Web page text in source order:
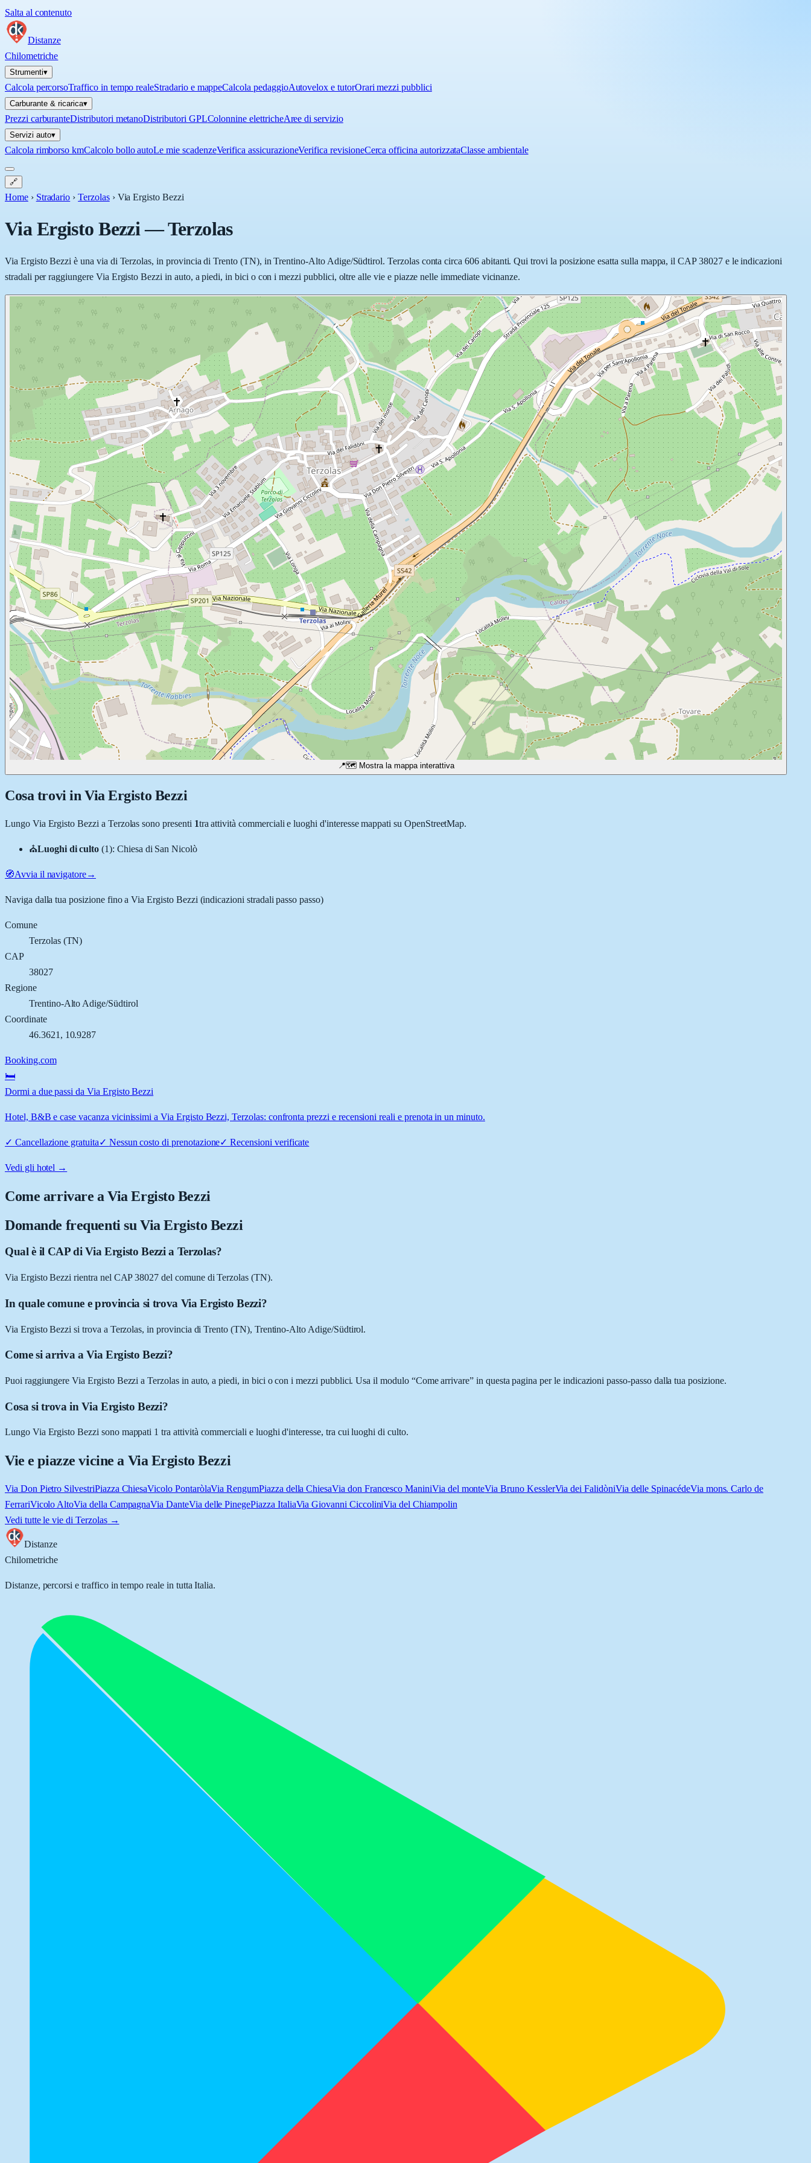
Salta al contenuto
Distanze
Chilometriche
Strumenti▾
Calcola percorsoTraffico in tempo realeStradario e mappeCalcola pedaggioAutovelox e tutorOrari mezzi pubblici
Carburante & ricarica▾
Prezzi carburanteDistributori metanoDistributori GPLColonnine elettricheAree di servizio
Servizi auto▾
Calcola rimborso kmCalcolo bollo autoLe mie scadenzeVerifica assicurazioneVerifica revisioneCerca officina autorizzataClasse ambientale
🔗
Home › Stradario › Terzolas › Via Ergisto Bezzi
Via Ergisto Bezzi—Terzolas
Via Ergisto Bezzi è una via di Terzolas, in provincia di Trento (TN), in Trentino-Alto Adige/Südtirol. Terzolas conta circa 606 abitanti. Qui trovi la posizione esatta sulla mappa, il CAP 38027 e le indicazioni
stradali per raggiungere Via Ergisto Bezzi in auto, a piedi, in bici o con i mezzi pubblici, oltre alle vie e piazze nelle immediate vicinanze.
📍🗺️ Mostra la mappa interattiva
Cosa trovi in Via Ergisto Bezzi
Lungo Via Ergisto Bezzi a Terzolas sono presenti 1tra attività commerciali e luoghi d'interesse mappati su OpenStreetMap.
⛪Luoghi di culto (1): Chiesa di San Nicolò
🧭Avvia il navigatore→
Naviga dalla tua posizione fino aVia Ergisto Bezzi (indicazioni stradali passo passo)
Comune
Terzolas(TN)
CAP
38027
Regione
Trentino-Alto Adige/Südtirol
Coordinate
46.3621 , 10.9287
Booking.com
🛏️
Dormi a due passi da Via Ergisto Bezzi
Hotel, B&B e case vacanza vicinissimi a Via Ergisto Bezzi, Terzolas: confronta prezzi e recensioni reali e prenota in un minuto.
✓ Cancellazione gratuita✓ Nessun costo di prenotazione✓Recensioni verificate
Vedi gli hotel →
Come arrivare aVia Ergisto Bezzi
Domande frequenti su Via Ergisto Bezzi
Qual è il CAP di Via Ergisto Bezzi a Terzolas?
Via Ergisto Bezzi rientra nel CAP 38027 del comune di Terzolas (TN).
In quale comune e provincia si trova Via Ergisto Bezzi?
Via Ergisto Bezzi si trova a Terzolas, in provincia di Trento (TN), Trentino-Alto Adige/Südtirol.
Come si arriva a Via Ergisto Bezzi?
Puoi raggiungere Via Ergisto Bezzi a Terzolas in auto, a piedi, in bici o con i mezzi pubblici. Usa il modulo “Come arrivare” in questa pagina per le indicazioni passo-passo dalla tua posizione.
Cosa si trova in Via Ergisto Bezzi?
Lungo Via Ergisto Bezzi sono mappati 1 tra attività commerciali e luoghi d'interesse, tra cui luoghi di culto.
Vie e piazze vicine a Via Ergisto Bezzi
Via Don Pietro SilvestriPiazza ChiesaVicolo PontaròlaVia RengumPiazza della ChiesaVia don Francesco ManiniVia del monteVia Bruno KesslerVia dei FalidòniVia delle SpinacédeVia mons. Carlo de
FerrariVicolo AltoVia della CampagnaVia DanteVia delle PinegePiazza ItaliaVia Giovanni CiccoliniVia del Chiampolin
Vedi tutte le vie di Terzolas→
Distanze
Chilometriche
Distanze, percorsi e traffico in tempo reale in tutta Italia.